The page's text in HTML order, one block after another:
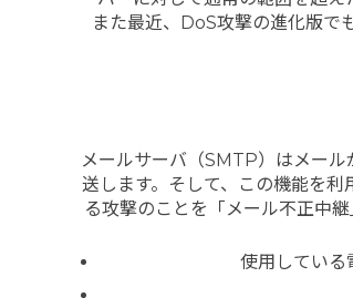
また最近、DoS攻撃の進化版で
メールサーバ（SMTP）はメー
送します。
そして、この機能を
る攻撃のことを「メール不正中継
使用している